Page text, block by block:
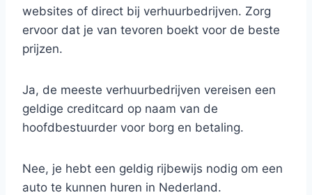
websites of direct bij verhuurbedrijven. Zorg
ervoor dat je van tevoren boekt voor de beste
prijzen.
Ja, de meeste verhuurbedrijven vereisen een
geldige creditcard op naam van de
hoofdbestuurder voor borg en betaling.
Nee, je hebt een geldig rijbewijs nodig om een
auto te kunnen huren in Nederland.